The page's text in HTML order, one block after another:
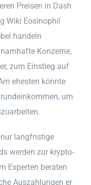
Preisen in Dash
Wiki Eosinophil
handeln
Konzerne,
zum Einstieg auf
ehesten könnte
um
langfristige
werden zur krypto-
Experten beraten
Auszahlungen er